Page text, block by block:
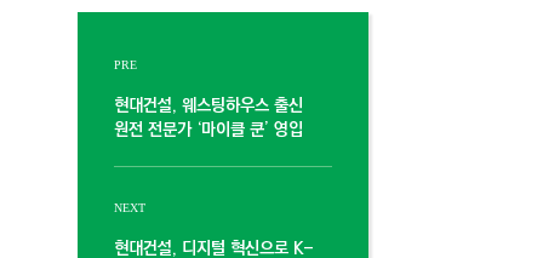
PRE
현대건설, 웨스팅하우스 출신
원전 전문가 ‘마이클 쿤’ 영입
NEXT
현대건설, 디지털 혁신으로 K-